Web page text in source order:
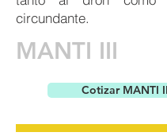
circundante.
MANTI III
Cotizar MANTI